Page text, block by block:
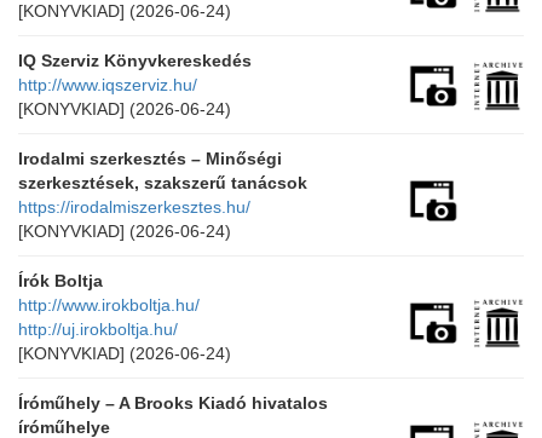
[KONYVKIAD] (2026-06-24)
IQ Szerviz Könyvkereskedés
http://www.iqszerviz.hu/
[KONYVKIAD] (2026-06-24)
Irodalmi szerkesztés – Minőségi
szerkesztések, szakszerű tanácsok
https://irodalmiszerkesztes.hu/
[KONYVKIAD] (2026-06-24)
Írók Boltja
http://www.irokboltja.hu/
http://uj.irokboltja.hu/
[KONYVKIAD] (2026-06-24)
Íróműhely – A Brooks Kiadó hivatalos
íróműhelye